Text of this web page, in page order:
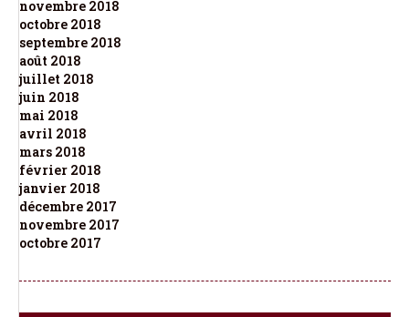
novembre 2018
octobre 2018
septembre 2018
août 2018
juillet 2018
juin 2018
mai 2018
avril 2018
mars 2018
février 2018
janvier 2018
décembre 2017
novembre 2017
octobre 2017